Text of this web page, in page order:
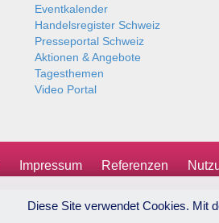
Eventkalender
Handelsregister Schweiz
Presseportal Schweiz
Aktionen & Angebote
Tagesthemen
Video Portal
Impressum Referenzen
Diese Site verwendet Cookies. Mit